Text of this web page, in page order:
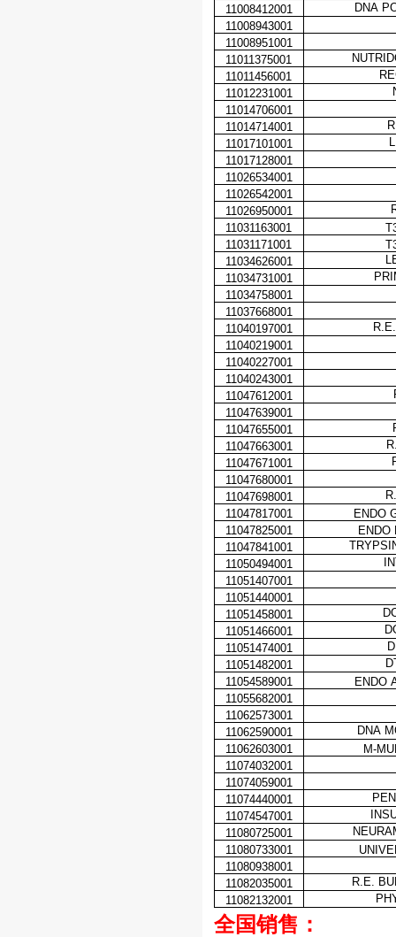
11008412001
DNA
11008943001
11008951001
11011375001
11011456001
11012231001
11014706001
11014714001
11017101001
11017128001
11026534001
11026542001
11026950001
11031163001
11031171001
11034626001
11034731001
11034758001
11037668001
11040197001
11040219001
11040227001
11040243001
11047612001
11047639001
11047655001
11047663001
11047671001
11047680001
11047698001
11047817001
ENDO
11047825001
ENDO
11047841001
11050494001
11051407001
11051440001
11051458001
11051466001
11051474001
11051482001
11054589001
ENDO
11055682001
11062573001
11062590001
DNA
11062603001
M-
11074032001
11074059001
11074440001
11074547001
11080725001
11080733001
11080938001
11082035001
R.E.
11082132001
全国销售：